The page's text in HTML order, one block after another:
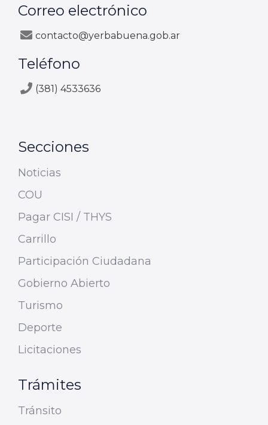
Correo electrónico
contacto@yerbabuena.gob.ar
Teléfono
(381) 4533636
Secciones
Noticias
COU
Pagar CISI / THYS
Carrillo
Participación Ciudadana
Gobierno Abierto
Turismo
Deporte
Licitaciones
Trámites
Tránsito